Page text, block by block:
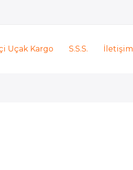
Uçak Kargo S.S.S. İletişim